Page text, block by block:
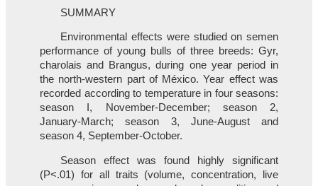
SUMMARY
Environmental effects were studied on semen
performance of young bulls of three breeds: Gyr,
charolais and Brangus, during one year period in
the north-western part of México. Year effect was
recorded according to temperature in four seasons:
season I, November-December; season 2,
January-March; season 3, June-August and
season 4, September-October.
Season effect was found highly significant
(P<.01) for all traits (volume, concentration, live